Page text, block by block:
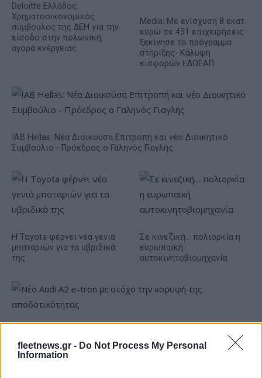
fleetnews.gr - Do Not Process My Personal
Information
Deloitte Ελλάδος:
Χρηματοοικονομικός
σύμβουλος της ΔΕΗ για την
είσοδο στην πολωνική
αγορά ενέργειας
Media: Με ενίσχυση 8 εκατ.
ευρώ σε 451 επιχειρήσεις
ξεκίνησε το πρόγραμμα
στήριξης- Κάλυψη
εισφορών ΕΔΟΕΑΠ
IAB Hellas: Νέα Διοικούσα Επιτροπή και νέο Διοικητικό
Συμβούλιο - Πρόεδρος ο Γαληνός Γιαγλής
Η Toyota φέρνει νέα γενιά
μπαταριών για τα υβριδικά
της
Σε κινεζική… πολιορκία η
ευρωπαϊκή
αυτοκινητοβιομηχανία
αποδοτικότητας